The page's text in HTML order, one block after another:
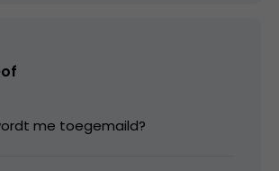
me toegemaild?